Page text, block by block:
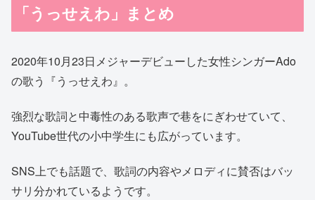
「うっせえわ」まとめ
2020年10月23日メジャーデビューした女性シンガーAdo
の歌う『うっせえわ』。
強烈な歌詞と中毒性のある歌声で巷をにぎわせていて、
YouTube世代の小中学生にも広がっています。
SNS上でも話題で、歌詞の内容やメロディに賛否はバッ
サリ分かれているようです。